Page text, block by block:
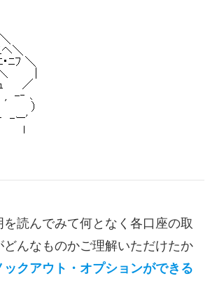
読んでみて何となく各口座の取
どんなものかご理解いただけたか
ックアウト・オプションができる